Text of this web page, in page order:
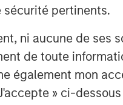
sécurité pertinents.
ni aucune de ses
de toute
également mon
» ci-
and
in